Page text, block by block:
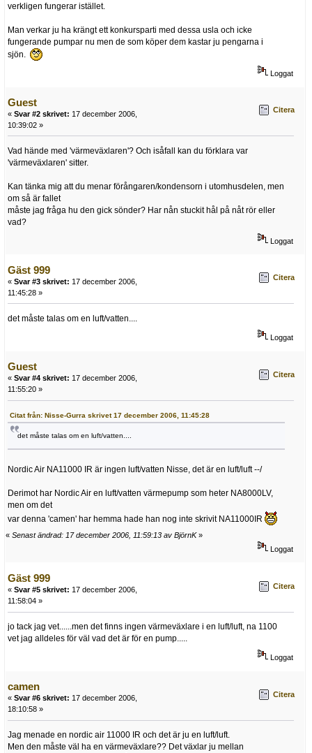
verkligen fungerar istället.
Man verkar ju ha krängt ett konkursparti med dessa usla och icke
fungerande pumpar nu men de som köper dem kastar ju pengarna i
sjön.
Loggat
Guest
« Svar #2 skrivet: 17 december 2006,
10:39:02 »
Citera
Vad hände med 'värmeväxlaren'? Och isåfall kan du förklara var
'värmeväxlaren' sitter.
Kan tänka mig att du menar förångaren/kondensorn i utomhusdelen, men
om så är fallet
måste jag fråga hu den gick sönder? Har nån stuckit hål på nåt rör eller
vad?
Loggat
Gäst 999
« Svar #3 skrivet: 17 december 2006,
11:45:28 »
Citera
det måste talas om en luft/vatten....
Loggat
Guest
« Svar #4 skrivet: 17 december 2006,
11:55:20 »
Citera
Citat från: Nisse-Gurra skrivet 17 december 2006, 11:45:28
det måste talas om en luft/vatten....
Nordic Air NA11000 IR är ingen luft/vatten Nisse, det är en luft/luft --/
Derimot har Nordic Air en luft/vatten värmepump som heter NA8000LV,
men om det
var denna 'camen' har hemma hade han nog inte skrivit NA11000IR
« Senast ändrad: 17 december 2006, 11:59:13 av BjörnK»
Loggat
Gäst 999
« Svar #5 skrivet: 17 december 2006,
11:58:04 »
Citera
jo tack jag vet......men det finns ingen värmeväxlare i en luft/luft, na 1100
vet jag alldeles för väl vad det är för en pump.....
Loggat
camen
« Svar #6 skrivet: 17 december 2006,
18:10:58 »
Citera
Jag menade en nordic air 11000 IR och det är ju en luft/luft.
Men den måste väl ha en värmeväxlare?? Det växlar ju mellan